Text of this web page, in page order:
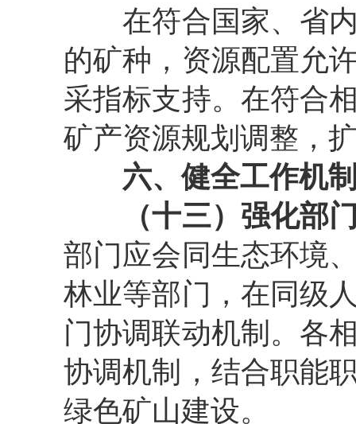
在符合国家、省
的矿种，资源配置允
采指标支持。在符合
矿产资源规划调整，
六、健全工作机
（十三）强化部
部门应会同生态环境
林业等部门，在同级
门协调联动机制。各
协调机制，结合职能
绿色矿山建设。